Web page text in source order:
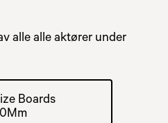
alle alle aktører under
Boards